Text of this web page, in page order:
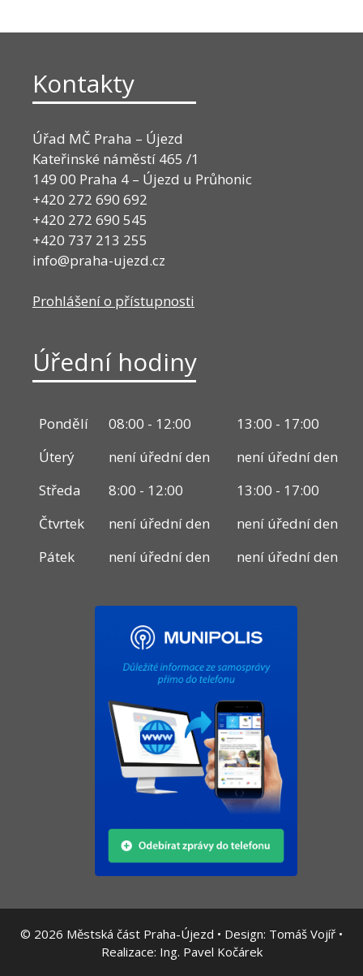
Kontakty
Úřad MČ Praha – Újezd
Kateřinské náměstí 465 /1
149 00 Praha 4 – Újezd u Průhonic
+420 272 690 692
+420 272 690 545
+420 737 213 255
info@praha-ujezd.cz
Prohlášení o přístupnosti
Úřední hodiny
Pondělí 08:00 - 12:00
13:00 - 17:00
Úterý
není úřední den
není úřední den
Středa
8:00 - 12:00
13:00 - 17:00
Čtvrtek
není úřední den
není úřední den
Pátek
není úřední den není úřední den
© 2026 Městská část Praha-Újezd • Design: Tomáš Vojíř •
Realizace: Ing. Pavel Kočárek